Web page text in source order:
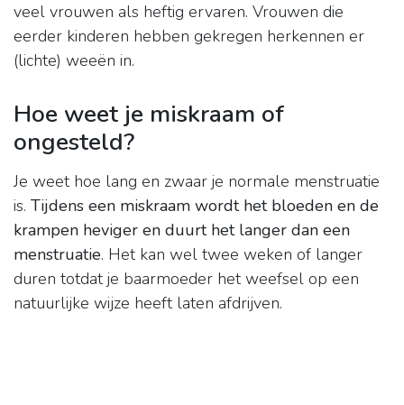
veel vrouwen als heftig ervaren. Vrouwen die
eerder kinderen hebben gekregen herkennen er
(lichte) weeën in.
Hoe weet je miskraam of
ongesteld?
Je weet hoe lang en zwaar je normale menstruatie
is. Tijdens een miskraam wordt het bloeden en de
krampen heviger en duurt het langer dan een
menstruatie. Het kan wel twee weken of langer
duren totdat je baarmoeder het weefsel op een
natuurlijke wijze heeft laten afdrijven.